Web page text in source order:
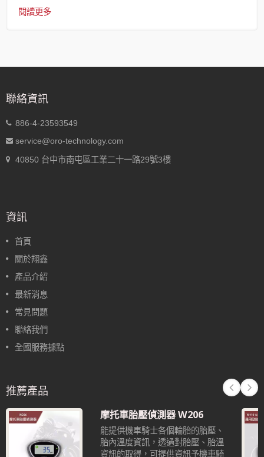
閱讀更多
聯絡資訊
886-4-23593549
service@oro-technology.com
40850 台中市南屯區工業二十一路29號3樓
資訊
首頁
關於翔鑫
產品介紹
最新消息
常見問題
聯絡我們
全國服務據點
推薦產品
摩托車胎壓偵測器 W206
能提供機車騎士各個輪胎的胎壓、
胎內溫度資訊，透過對胎壓、胎溫
資訊的取得，可提供資訊予機車騎